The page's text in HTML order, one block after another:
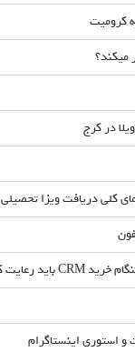
کرومیت
میکند؟
در کرج
کلی دریافت ویزا تحصیلی
استوری اینستاگرام